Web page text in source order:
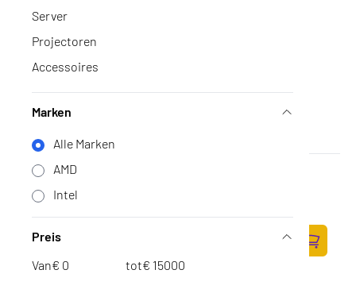
Server
Projectoren
Accessoires
Marken
Alle Marken
AMD
Intel
Preis
Van€ tot€
Intel Core i5 13600K LGA1700 30MB Cache
3,5GHz tray
Op voorraad
267,-
Zum